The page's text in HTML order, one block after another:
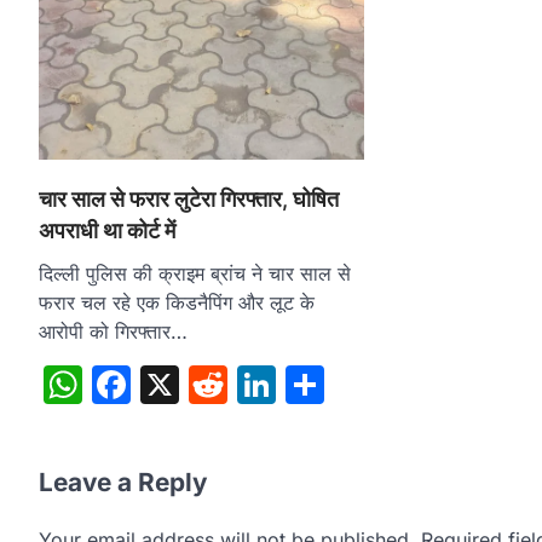
चार साल से फरार लुटेरा गिरफ्तार, घोषित
अपराधी था कोर्ट में
दिल्ली पुलिस की क्राइम ब्रांच ने चार साल से
फरार चल रहे एक किडनैपिंग और लूट के
आरोपी को गिरफ्तार…
WhatsApp
Facebook
X RedditLinkedIn
Leave a Reply